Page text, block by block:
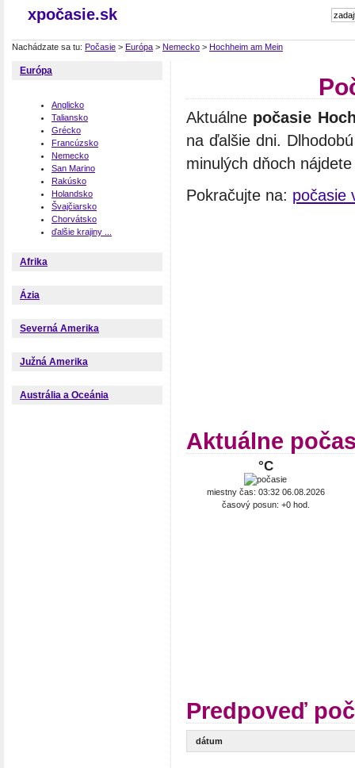
xpočasie.sk
Nachádzate sa tu: Počasie > Európa > Nemecko > Hochheim am Mein
Európa
Anglicko
Taliansko
Grécko
Francúzsko
Nemecko
San Marino
Rakúsko
Holandsko
Švajčiarsko
Chorvátsko
ďalšie krajiny ...
Afrika
Ázia
Severná Amerika
Južná Amerika
Austrália a Oceánia
Aktuálne počasie
na ďalšie dni.
minulých dňoch
Pokračujte na: počasie
Aktuálne
°C
miestny čas: 03:32 06.08.2026
časový posun: +0 hod.
Predpoveď
dátum